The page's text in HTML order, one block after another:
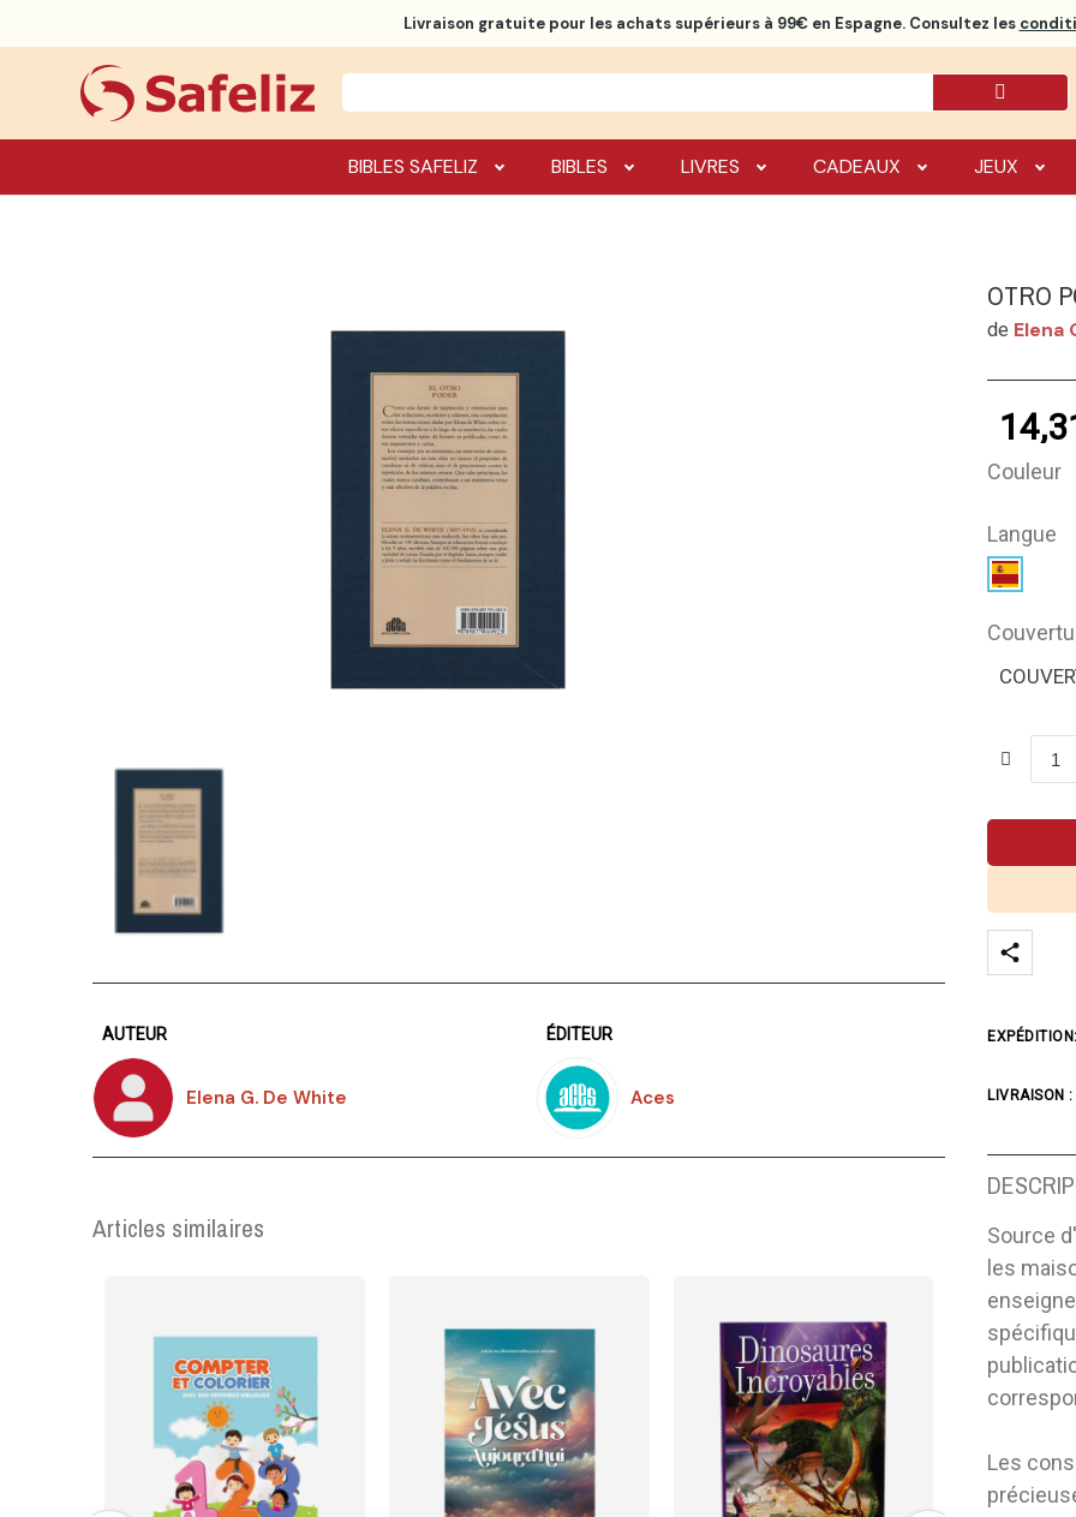
Livraison gratuitepour les achats supérieurs à 99€ en Espagne. Consultez les
BIBLES SAFELIZ BIBLES LIVRES CADEAUX JEUX
AUTEUR
Elena G. De White
ÉDITEUR
Aces
Articles similaires
OTRO
de Elena
Couleur
Langue
LIVRAISON :
Source
les
Les